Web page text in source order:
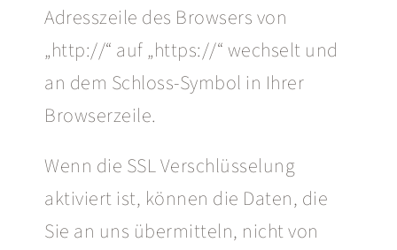
Adresszeile des Browsers von
„http://“ auf „https://“ wechselt und
an dem Schloss-Symbol in Ihrer
Browserzeile.
Wenn die SSL Verschlüsselung
aktiviert ist, können die Daten, die
Sie an uns übermitteln, nicht von